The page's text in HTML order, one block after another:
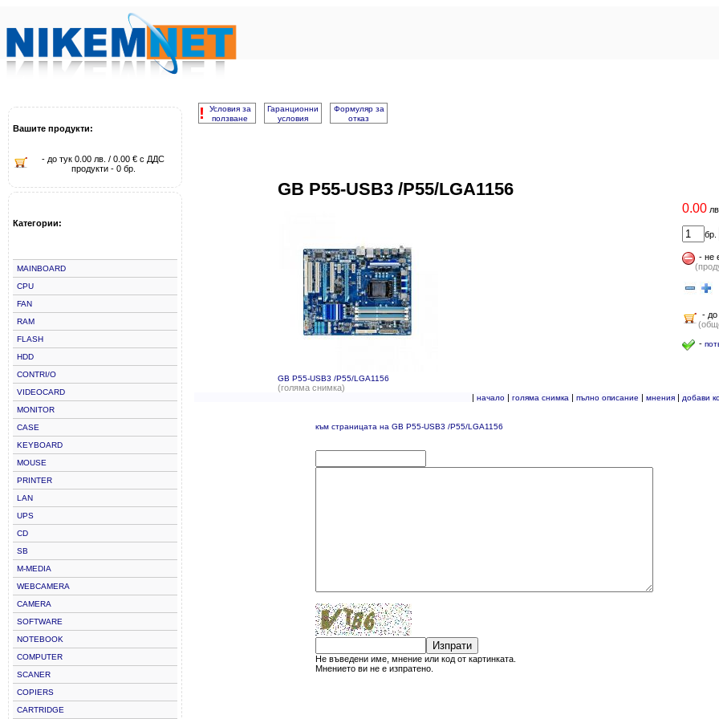
Вашите продукти:
- до тук 0.00 лв. / 0.00 € с ДДС
продукти - 0 бр.
Категории:
MAINBOARD
CPU
FAN
RAM
FLASH
HDD
CONTRI/O
VIDEOCARD
MONITOR
CASE
KEYBOARD
MOUSE
PRINTER
LAN
UPS
CD
SB
M-MEDIA
WEBCAMERA
CAMERA
SOFTWARE
NOTEBOOK
COMPUTER
SCANER
COPIERS
CARTRIDGE
!
Условия за
ползване
Гаранционни
условия
Формуляр за
отказ
GB P55-USB3 /P55/LGA1156
GB P55-USB3 /P55/LGA1156
(голяма снимка)
0.00 лв.
бр.
- не
- до
-
| начало| голяма снимка | пълно описание | мнения| добави
към страницата на GB P55-USB3 /P55/LGA1156
Изпрати
Не въведени име, мнение или код от картинката.
Мнението ви не е изпратено.